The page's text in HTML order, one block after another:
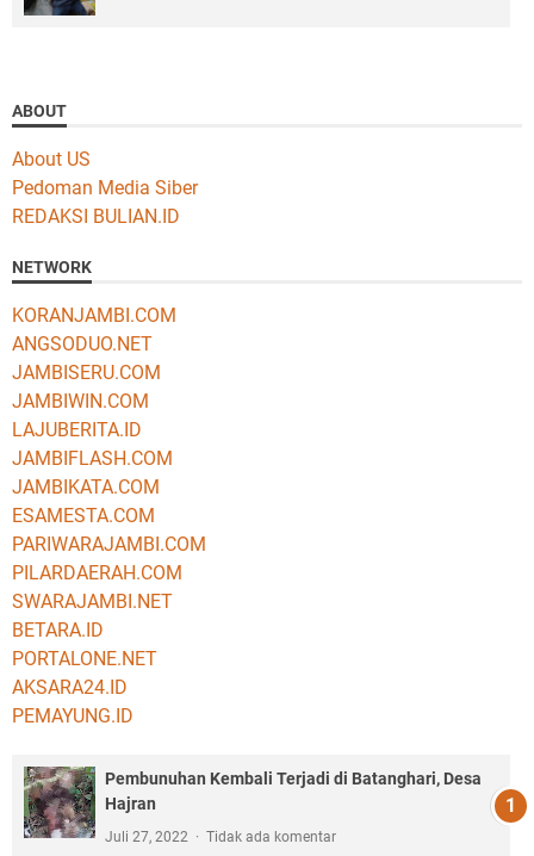
ABOUT
About US
Pedoman Media Siber
REDAKSI BULIAN.ID
NETWORK
KORANJAMBI.COM
ANGSODUO.NET
JAMBISERU.COM
JAMBIWIN.COM
LAJUBERITA.ID
JAMBIFLASH.COM
JAMBIKATA.COM
ESAMESTA.COM
PARIWARAJAMBI.COM
PILARDAERAH.COM
SWARAJAMBI.NET
BETARA.ID
PORTALONE.NET
AKSARA24.ID
PEMAYUNG.ID
Pembunuhan Kembali Terjadi di Batanghari, Desa
Hajran
Juli 27, 2022 Tidak ada komentar